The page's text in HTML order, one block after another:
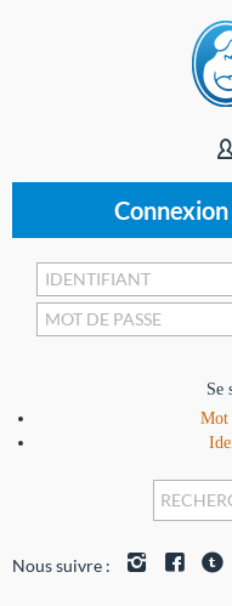
Se
Mot
Nous suivre :